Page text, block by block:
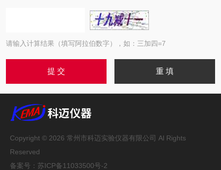
请输入计算结果（填写阿拉伯数字），如：三加四=7
Copyright © 2026 常州市科迈实验仪器有限公司 Al Rights
Reserved
备案号： 苏ICP备11033500号-2